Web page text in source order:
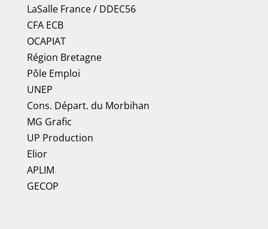
LaSalle France/ DDEC56
CFA ECB
OCAPIAT
Région Bretagne
Pôle Emploi
UNEP
Cons. Départ. du Morbihan
MG Grafic
UP Production
Elior
APLIM
GECOP